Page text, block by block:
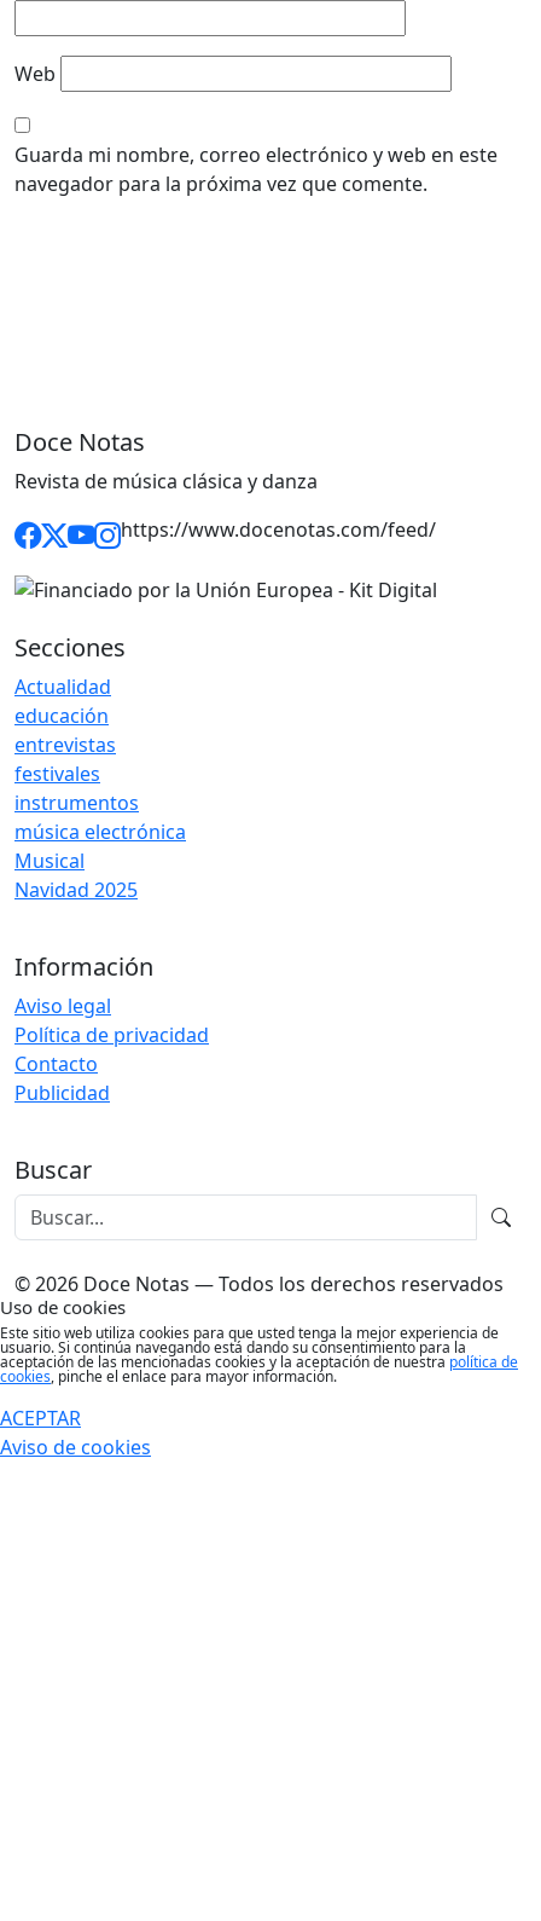
Web
Guarda mi nombre, correo electrónico y web en este
navegador para la próxima vez que comente.
Doce Notas
Revista de música clásica y danza
https://www.docenotas.com/feed/
Secciones
Actualidad
educación
entrevistas
festivales
instrumentos
música electrónica
Musical
Navidad 2025
Información
Aviso legal
Política de privacidad
Contacto
Publicidad
Buscar
© 2026 Doce Notas — Todos los derechos reservados
Uso de cookies
Este sitio web utiliza cookies para que usted tenga la mejor experiencia de
usuario. Si continúa navegando está dando su consentimiento para la
aceptación de las mencionadas cookies y la aceptación de nuestra política de
cookies, pinche el enlace para mayor información.
ACEPTAR
Aviso de cookies